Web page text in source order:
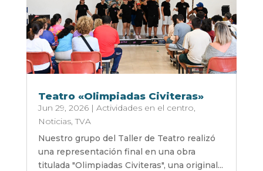
Teatro «Olimpiadas Civiteras»
Jun 29, 2026| Actividades en el centro,
Noticias,TVA
Nuestro grupo del Taller de Teatro realizó
una representación final en una obra
titulada "Olimpiadas Civiteras", una original...